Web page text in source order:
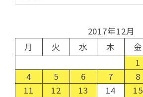
2017年12月
月
火 水 木 金
1
4
5 6 7 8
11
12 13 14 15